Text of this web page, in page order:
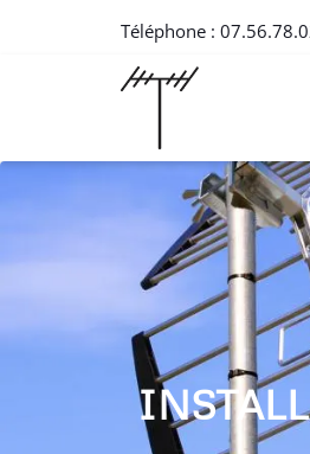
Téléphone :